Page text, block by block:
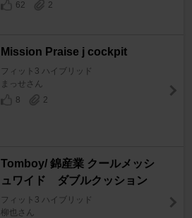
62
2
Mission Praise j cockpit
フィット3 ハイブリッド
まっせさん
8
2
Tomboy/ 錦産業 クールメッシ
ュワイド ダブルクッション
フィット3 ハイブリッド
柳也さん